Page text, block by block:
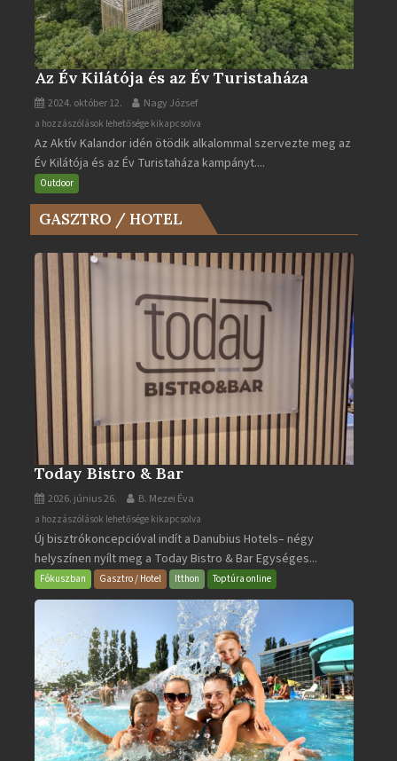
Az Év Kilátója és az Év Turistaháza
2024. október 12. Nagy József
Az
Év
Kilátója
és
Év
Turistaháza
bejegyzéshez
a hozzászólások lehetősége kikapcsolva
Az Aktív Kalandor idén ötödik alkalommal szervezte meg az
Év Kilátója és az Év Turistaháza kampányt....
Outdoor
GASZTRO / HOTEL
Today Bistro & Bar
2026. június 26. B. Mezei Éva
Today
Bistro
&
Bar
a hozzászólások lehetősége kikapcsolva
Új bisztrókoncepcióval indít a Danubius Hotels– négy
helyszínen nyílt meg a Today Bistro & Bar Egységes...
Fókuszban Gasztro / Hotel Itthon Toptúra online